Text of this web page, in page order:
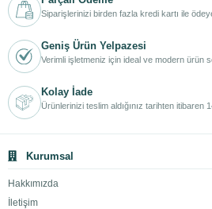
Siparişlerinizi birden fazla kredi kartı ile
Geniş Ürün Yelpazesi
Verimli işletmeniz için ideal ve modern ürün
Kolay İade
Ürünlerinizi teslim aldığınız tarihten itibaren
Kurumsal
Hakkımızda
İletişim